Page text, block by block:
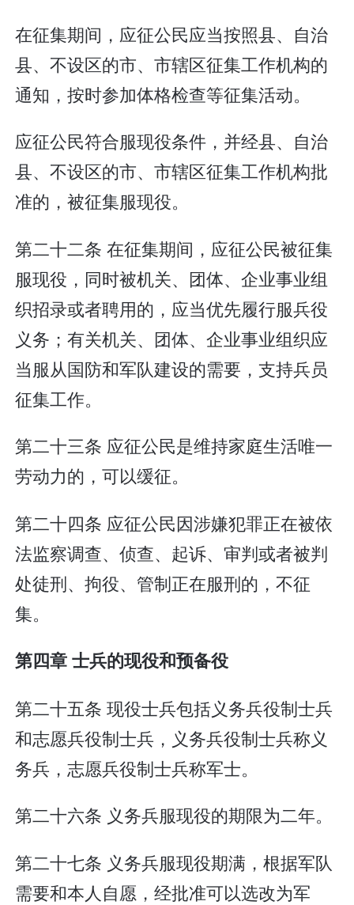
在征集期间，应征公民应当按照县、自治
县、不设区的市、市辖区征集工作机构的
通知，按时参加体格检查等征集活动。
应征公民符合服现役条件，并经县、自治
县、不设区的市、市辖区征集工作机构批
准的，被征集服现役。
第二十二条 在征集期间，应征公民被征集
服现役，同时被机关、团体、企业事业组
织招录或者聘用的，应当优先履行服兵役
义务；有关机关、团体、企业事业组织应
当服从国防和军队建设的需要，支持兵员
征集工作。
第二十三条 应征公民是维持家庭生活唯一
劳动力的，可以缓征。
第二十四条 应征公民因涉嫌犯罪正在被依
法监察调查、侦查、起诉、审判或者被判
处徒刑、拘役、管制正在服刑的，不征
集。
第四章 士兵的现役和预备役
第二十五条 现役士兵包括义务兵役制士兵
和志愿兵役制士兵，义务兵役制士兵称义
务兵，志愿兵役制士兵称军士。
第二十六条 义务兵服现役的期限为二年。
第二十七条 义务兵服现役期满，根据军队
需要和本人自愿，经批准可以选改为军